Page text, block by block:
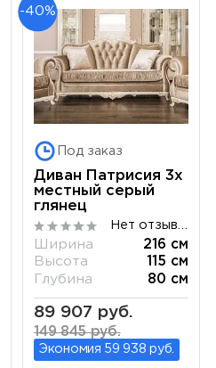
-40%
Под заказ
Диван Патрисия 3х
местный серый
глянец
Ширина
216 см
Высота
115 см
Глубина
80 см
89 907 руб.
149 845 руб.
Экономия 59 938 руб.